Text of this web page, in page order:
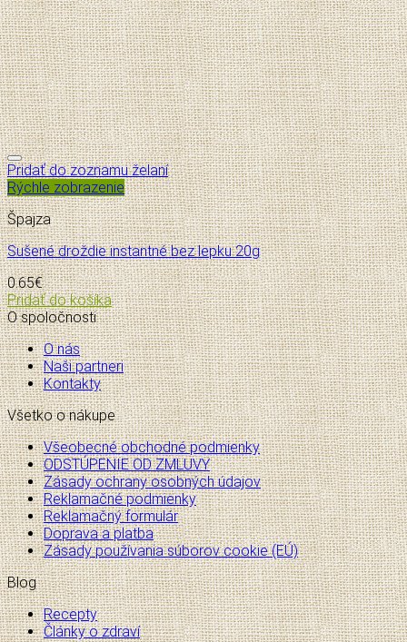
Pridať do zoznamu želaní
Rýchle zobrazenie
Špajza
Sušené droždie instantné bez lepku 20g
0.65€
Pridať do košíka
O spoločnosti
O nás
Naši partneri
Kontakty
Všetko o nákupe
Všeobecné obchodné podmienky
ODSTÚPENIE OD ZMLUVY
Zásady ochrany osobných údajov
Reklamačné podmienky
Reklamačný formulár
Doprava a platba
Zásady používania súborov cookie (EÚ)
Blog
Recepty
Články o zdraví